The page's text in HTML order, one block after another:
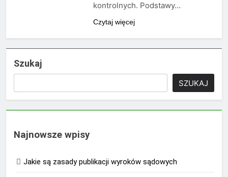
kontrolnych. Podstawy…
Czytaj więcej
Szukaj
SZUKAJ
Najnowsze wpisy
Jakie są zasady publikacji wyroków sądowych